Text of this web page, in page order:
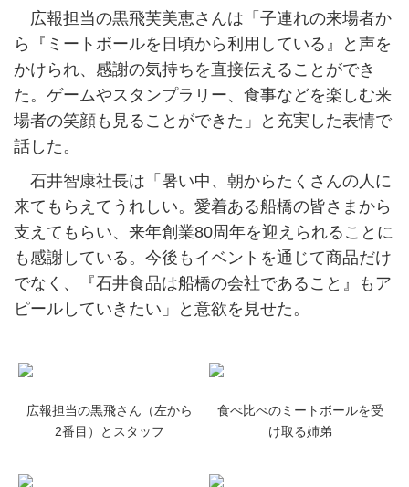
広報担当の黒飛芙美恵さんは「子連れの来場者か
ら『ミートボールを日頃から利用している』と声を
かけられ、感謝の気持ちを直接伝えることができ
た。ゲームやスタンプラリー、食事などを楽しむ来
場者の笑顔も見ることができた」と充実した表情で
話した。
石井智康社長は「暑い中、朝からたくさんの人に
来てもらえてうれしい。愛着ある船橋の皆さまから
支えてもらい、来年創業80周年を迎えられることに
も感謝している。今後もイベントを通じて商品だけ
でなく、『石井食品は船橋の会社であること』もア
ピールしていきたい」と意欲を見せた。
広報担当の黒飛さん（左から
2番目）とスタッフ
食べ比べのミートボールを受
け取る姉弟